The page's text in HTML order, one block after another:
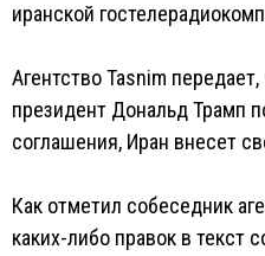
иранской
Агентство Tasnim
президент Дональд Трамп
соглашения, Иран внесет
Как отметил собеседник
каких-либо правок в текст